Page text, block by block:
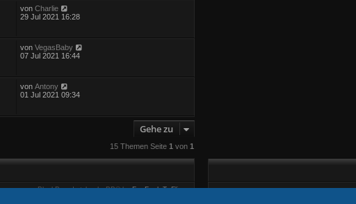
vonCharlie
29 Jul 2021 16:28
vonVegasBaby
07 Jul 2021 16:44
vonAntony
01 Jul 2021 09:34
Gehe zu
15 Themen Seite 1 von 1
BlackBoard style phpBB® byFanFanlaTuFlippe